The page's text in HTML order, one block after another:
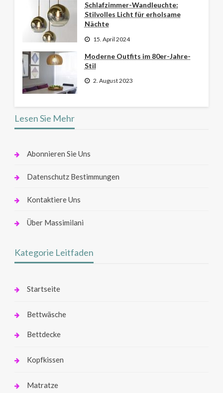
Schlafzimmer-Wandleuchte:
Stilvolles Licht für erholsame
Nächte
15. April 2024
Moderne Outfits im 80er-Jahre-
Stil
2. August 2023
Lesen Sie Mehr
Abonnieren Sie Uns
Datenschutz Bestimmungen
Kontaktiere Uns
Über Massimilani
Kategorie Leitfaden
Startseite
Bettwäsche
Bettdecke
Kopfkissen
Matratze